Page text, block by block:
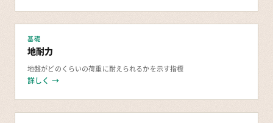
基礎
地耐力
地盤がどのくらいの荷重に耐えられるかを示す指標
詳しく →